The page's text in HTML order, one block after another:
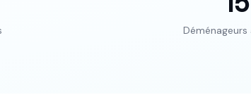
Déménageurs